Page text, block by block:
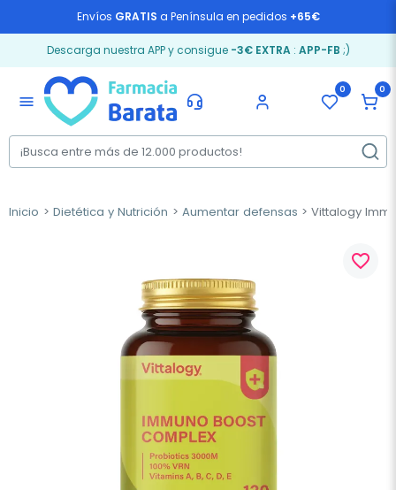
Envíos GRATIS a Península en pedidos +65€
Descarga nuestra APP y consigue -3€ EXTRA: APP-FB ;)
menu
0 0
Inicio Dietética y Nutrición Aumentar defensas Vittalogy
favorite_border